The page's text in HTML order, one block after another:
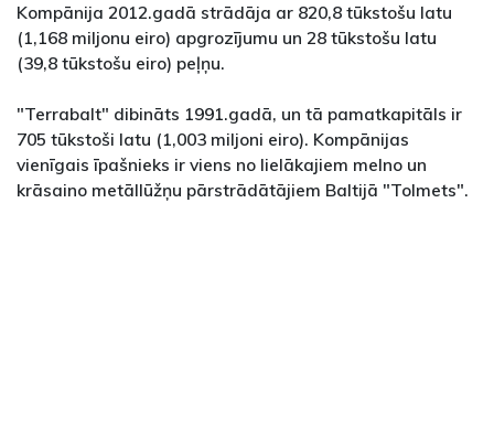
Kompānija 2012.gadā strādāja ar 820,8 tūkstošu latu
(1,168 miljonu eiro) apgrozījumu un 28 tūkstošu latu
(39,8 tūkstošu eiro) peļņu.
"Terrabalt" dibināts 1991.gadā, un tā pamatkapitāls ir
705 tūkstoši latu (1,003 miljoni eiro). Kompānijas
vienīgais īpašnieks ir viens no lielākajiem melno un
krāsaino metāllūžņu pārstrādātājiem Baltijā "Tolmets".